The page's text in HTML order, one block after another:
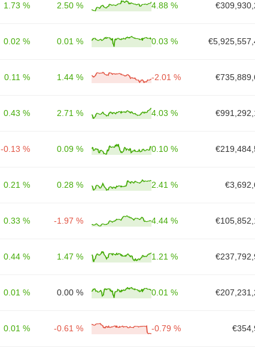
1.73 % 2.50 % 4.88 %
0.02 % 0.01 % 0.03 %
0.11 % 1.44 % -2.01 %
0.43 % 2.71 % 4.03 %
-0.13 % 0.09 % 0.10 %
0.21 % 0.28 % 2.41 %
0.33 % -1.97 % 4.44 %
0.44 % 1.47 % 1.21 %
0.01 % 0.00 % 0.01 %
0.01 % -0.61 % -0.79 %